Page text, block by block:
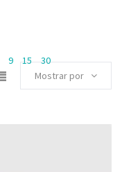
9 15
30
Mostrar por